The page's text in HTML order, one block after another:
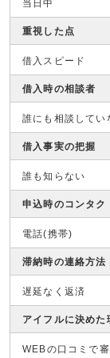
当日中
重視した点
借入スピード
借入時の相談者
誰にも相談してい
借入事実の把握
誰も知らない
申込時のコンタク
電話(携帯)
滞納時の連絡方法
遅延なく返済
アイフルに決めた
WEBの口コミで